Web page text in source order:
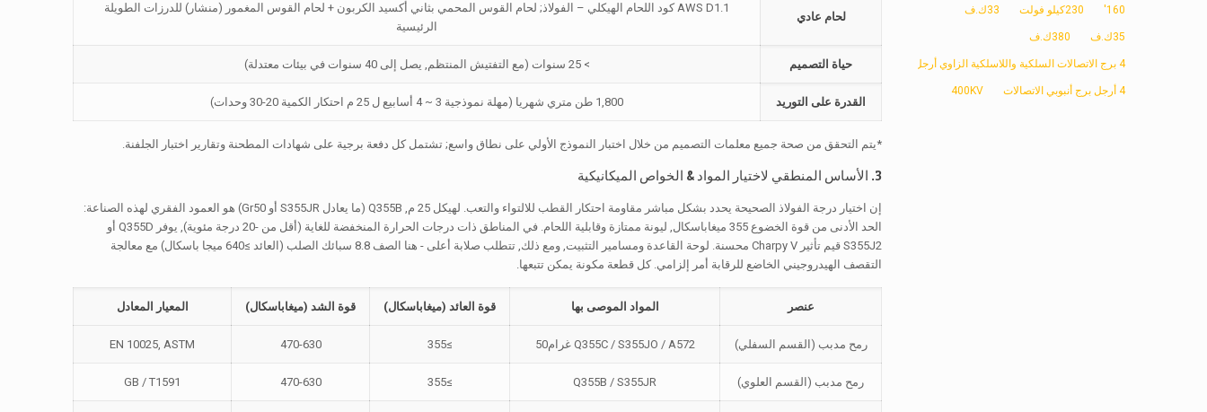
لحام عادي
AWS D1.1 كود اللحام الهيكلي – الفولاذ; لحام القوس المحمي بثاني أكسيد الكربون + لحام القوس المغمور (منشار) للدرزات الطويلة
الرئيسية
حياة التصميم > 25 سنوات (مع التفتيش المنتظم, يصل إلى 40 سنوات في بيئات معتدلة)
القدرة على التوريد 1,800 طن متري شهريا (مهلة نموذجية 3 ~ 4 أسابيع ل 25 م احتكار الكمية 20-30 وحدات)
*يتم التحقق من صحة جميع معلمات التصميم من خلال اختبار النموذج الأولي على نطاق واسع; تشتمل كل دفعة برجية على شهادات المطحنة وتقارير اختبار الجلفنة.
3. الأساس المنطقي لاختيار المواد & الخواص الميكانيكية
إن اختيار درجة الفولاذ الصحيحة يحدد بشكل مباشر مقاومة احتكار القطب للالتواء والتعب. لهيكل 25 م, Q355B (ما يعادل S355JR أو Gr50) هو العمود الفقري لهذه الصناعة:
الحد الأدنى من قوة الخضوع 355 ميغاباسكال, ليونة ممتازة وقابلية اللحام. في المناطق ذات درجات الحرارة المنخفضة للغاية (أقل من -20 درجة مئوية), يوفر Q355D أو
S355J2 قيم تأثير Charpy V محسنة. لوحة القاعدة ومسامير التثبيت, ومع ذلك, تتطلب صلابة أعلى - هنا الصف 8.8 سبائك الصلب (العائد ≥640 ميجا باسكال) مع معالجة
التقصف الهيدروجيني الخاضع للرقابة أمر إلزامي. كل قطعة مكونة يمكن تتبعها.
عنصر المواد الموصى بها قوة العائد (ميغاباسكال) قوة الشد (ميغاباسكال) المعيار المعادل
رمح مدبب (القسم السفلي) Q355C / S355JO / A572 غرام50 ≥355
470-630
EN 10025, ASTM
رمح مدبب (القسم العلوي) Q355B / S355JR
≥355
470-630
GB / T1591
160' 230كيلو فولت 33ك.ف
35ك.ف 380ك.ف
4 برج الاتصالات السلكية واللاسلكية الزاوي أرجل
4 أرجل برج أنبوبي الاتصالات 400KV